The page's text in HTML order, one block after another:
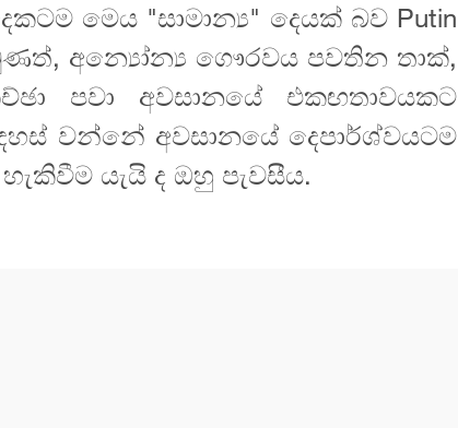
මෙය "සාමාන්‍ය" දෙයක් බව Putin
අන්‍යෝන්‍ය ගෞරවය පවතින තාක්,
පවා අවසානයේ එකඟතාවයකට
වන්නේ අවසානයේ දෙපාර්ශ්වයටම
යැයි ද ඔහු පැවසීය.